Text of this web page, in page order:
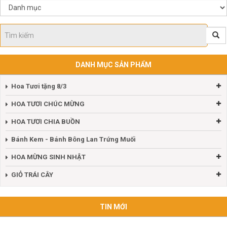
DANH MỤC SẢN PHẨM
Hoa Tươi tặng 8/3
Bánh Kem - Bánh Bông Lan Trứng Muối
HOA MỪNG SINH NHẬT